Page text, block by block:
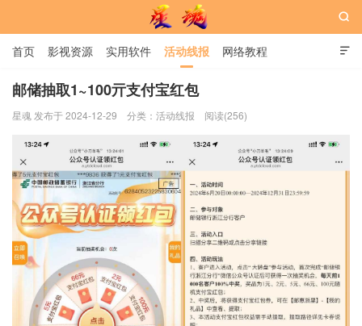

首页 影视资源 实用软件 活动线报 网络教程
用户中心 书籍 娱乐

邮储抽取1~100亓支付宝红包
星魂 发布于 2024-12-29 分类： 活动线报 阅读(256)